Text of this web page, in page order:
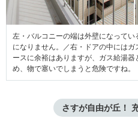
左・バルコニーの端は外壁になって
になりません。／右・ドアの中には
ースに余裕はありますが、ガス給湯
め、物で塞いでしまうと危険ですね。
さすが自由が丘！